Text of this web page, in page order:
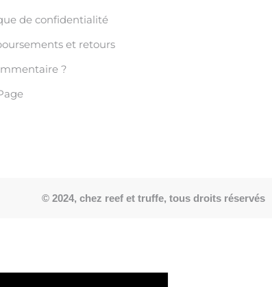
de confidentialité
et retours
?
© 2024, chez reef et truffe, tous droits réservés